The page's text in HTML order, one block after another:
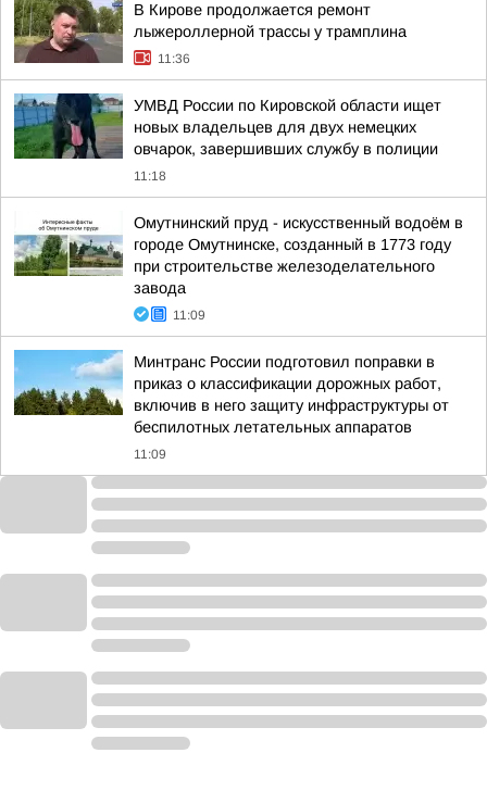
В Кирове продолжается ремонт
лыжероллерной трассы у трамплина
11:36
УМВД России по Кировской области ищет
новых владельцев для двух немецких
овчарок, завершивших службу в полиции
11:18
Омутнинский пруд - искусственный водоём в
городе Омутнинске, созданный в 1773 году
при строительстве железоделательного
завода
11:09
Минтранс России подготовил поправки в
приказ о классификации дорожных работ,
включив в него защиту инфраструктуры от
беспилотных летательных аппаратов
11:09